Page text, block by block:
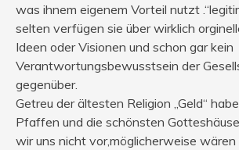
was ihnem eigenem Vorteil nutzt
selten verfügen sie über wirklich
Ideen oder Visionen und schon gar kein
Verantwortungsbewusstsein der
gegenüber.
Getreu der ältesten Religion „Geld“
Pfaffen und die schönsten
wir uns nicht vor,möglicherweise